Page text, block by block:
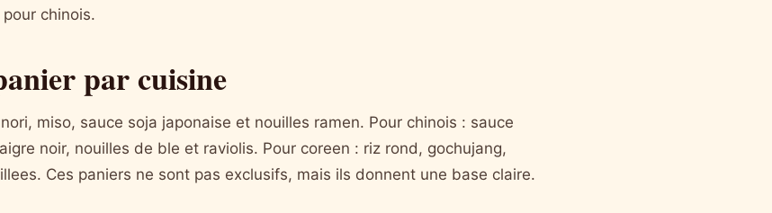
chinois.
par cuisine
miso, sauce soja japonaise et nouilles ramen. Pour chinois : sauce
noir, nouilles de ble et raviolis. Pour coreen : riz rond, gochujang,
Ces paniers ne sont pas exclusifs, mais ils donnent une base claire.